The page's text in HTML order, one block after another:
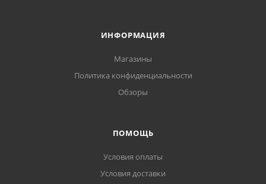
ИНФОРМАЦИЯ
Магазины
Политика конфиденциальности
Обзоры
ПОМОЩЬ
Условия оплаты
Условия доставки